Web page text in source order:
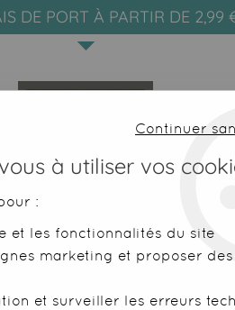
DE PORT À PARTIR DE 2,99
PLAGE FOUTAS
Continuer
à utiliser vos
:
et les fonctionnalités du site
marketing et proposer
et surveiller les erreurs